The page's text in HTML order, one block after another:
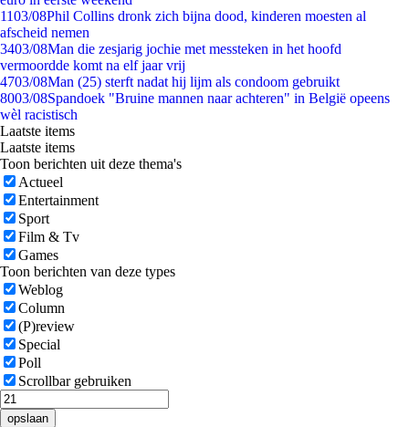
1103/08Phil Collins dronk zich bijna dood, kinderen moesten al
afscheid nemen
3403/08Man die zesjarig jochie met messteken in het hoofd
vermoordde komt na elf jaar vrij
4703/08Man (25) sterft nadat hij lijm als condoom gebruikt
8003/08Spandoek "Bruine mannen naar achteren" in België opeens
wèl racistisch
Laatste items
Laatste items
Toon berichten uit deze thema's
Actueel
Entertainment
Sport
Film & Tv
Games
Toon berichten van deze types
Weblog
Column
(P)review
Special
Poll
Scrollbar gebruiken
opslaan